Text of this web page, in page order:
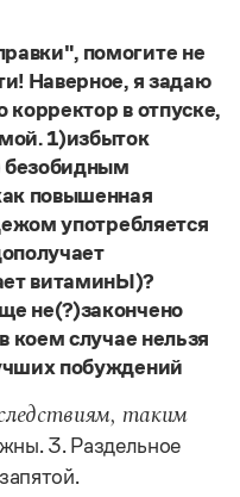
языка
глаголов
существительных
языка
языка
слов
словарь
русского языка
языка
русского языка
русского языка
слов
русских глаголов
и пунктуации
курс для
русского языка
слова»
пробелы и дефисы ( к?
)
кроме пробела
помогите не
Наверное, я задаю
в отпуске,
1)избыток
безобидным
повышенная
употребляется
витаминЫ)?
не(?)закончено
коем случае нельзя
побуждений
таким
3. Раздельное